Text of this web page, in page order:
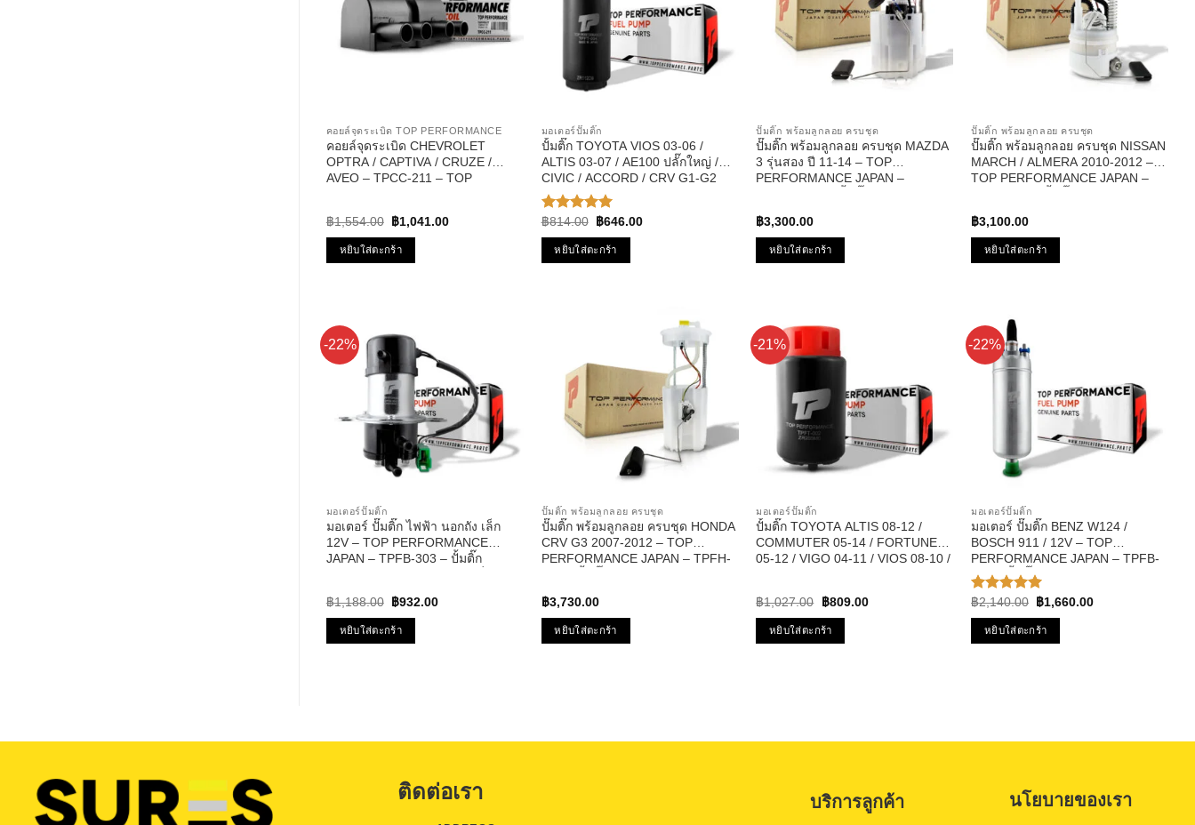
คอยล์จุดระเบิด TOP PERFORMANCE
คอยล์จุดระเบิด CHEVROLET
OPTRA / CAPTIVA / CRUZE /
AVEO – TPCC-211 – TOP
฿1,554.00 Original
was:
฿1,554.00.
฿1,041.00Current
หยิบใส่ตะกร้า
มอเตอร์ปั๊มติ๊ก
ปั้มติ๊ก TOYOTA VIOS 03-06 /
ALTIS 03-07 / AE100 ปลั๊กใหญ่ /
CIVIC / ACCORD / CRV G1-G2
รหัส TPFT-004 – TOP
PERFPRMANCE JAPAN
ให้คะแนน
5.00ตั้งแต่
1-5
คะแนน
฿814.00 Original
was:
฿814.00.
฿646.00Current
หยิบใส่ตะกร้า
ปั๊มติ๊ก พร้อมลูกลอย ครบชุด
ปั๊มติ๊ก พร้อมลูกลอย ครบชุด MAZDA
3 รุ่นสอง ปี 11-14 – TOP
PERFORMANCE JAPAN –
฿3,300.00
หยิบใส่ตะกร้า
ปั๊มติ๊ก พร้อมลูกลอย ครบชุด
ปั๊มติ๊ก พร้อมลูกลอย ครบชุด NISSAN
MARCH / ALMERA 2010-2012 –
TOP PERFORMANCE JAPAN –
฿3,100.00
หยิบใส่ตะกร้า
-22%
มอเตอร์ปั๊มติ๊ก
มอเตอร์ ปั๊มติ๊ก ไฟฟ้า นอกถัง เล็ก
12V – TOP PERFORMANCE
JAPAN – TPFB-303 – ปั้มติ๊ก
฿1,188.00 Original
was:
฿1,188.00.
฿932.00Current
หยิบใส่ตะกร้า
ปั๊มติ๊ก พร้อมลูกลอย ครบชุด
ปั๊มติ๊ก พร้อมลูกลอย ครบชุด HONDA
CRV G3 2007-2012 – TOP
PERFORMANCE JAPAN – TPFH-
฿3,730.00
หยิบใส่ตะกร้า
-21%
มอเตอร์ปั๊มติ๊ก
ปั้มติ๊ก TOYOTA ALTIS 08-12 /
COMMUTER 05-14 / FORTUNER
05-12 / VIGO 04-11 / VIOS 08-10 /
฿1,027.00
Original
was:
฿1,027.00.
฿809.00Current
หยิบใส่ตะกร้า
-22%
มอเตอร์ปั๊มติ๊ก
มอเตอร์ ปั๊มติ๊ก BENZ W124 /
BOSCH 911 / 12V – TOP
PERFORMANCE JAPAN – TPFB-
301 – ปั้มติ๊ก ในถัง เบนซ์ บอส นอก
ถัง
ให้คะแนน
5.00ตั้งแต่
1-5
คะแนน
฿2,140.00 Original
was:
฿2,140.00.
฿1,660.00Current
หยิบใส่ตะกร้า
ติดต่อเรา บริการลูกค้า นโยบายของเรา